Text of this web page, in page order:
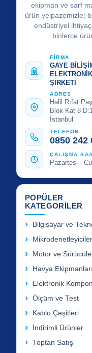
ekipman ve sarf
ürün yelpazemizle;
endüstriyel
binlerce
FİRMA
GAYE
ŞİRKETİ
ADRES
Halil Rıfat
Blok Kat 8
İstanbul
TELEFON
0850 242
ÇALIŞMA
Pazartesi -
POPÜLER
KATEGORİLER
Bilgisayar ve
Mikrodenetleyiciler
Motor ve
Havya Ekipmanları
Elektronik
Ölçüm ve Test
Kablo Çeşitleri
İndirimli Ürünler
Toptan Satış